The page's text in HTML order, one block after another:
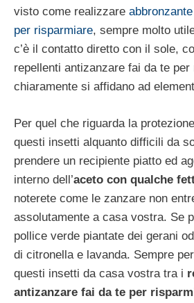
visto come realizzare
per risparmiare, sempre molto
c’è il contatto diretto con il sole,
repellenti antizanzare fai da te
chiaramente si affidano ad
Per quel che riguarda la
questi insetti alquanto difficili da
prendere un recipiente piatto ed
interno dell’aceto con qualche
noterete come le zanzare non
assolutamente a casa vostra. Se
pollice verde piantate dei gerani
di citronella e lavanda. Sempre
questi insetti da casa vostra tra i
antizanzare fai da te per